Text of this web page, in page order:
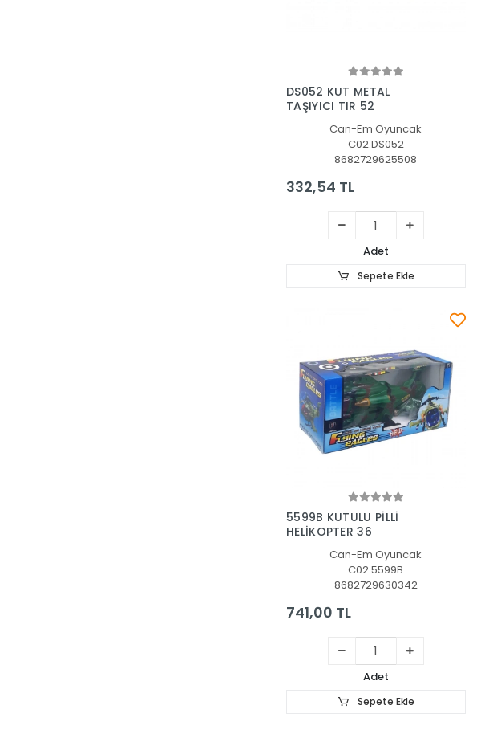
Sepete Ekle
DS052 KUT METAL
TAŞIYICI TIR 52
Can-Em Oyuncak
C02.DS052
8682729625508
332,54 TL
Adet
Sepete Ekle
Sepete Ekle
5599B KUTULU PİLLİ
HELİKOPTER 36
Can-Em Oyuncak
C02.5599B
8682729630342
741,00 TL
Adet
Sepete Ekle